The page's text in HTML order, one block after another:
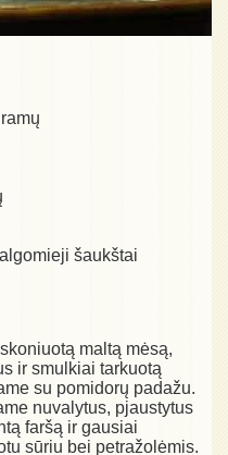
šaukštai
maltą mėsą,
ir smulkiai tarkuotą
su pomidorų padažu.
nuvalytus, pjaustytus
faršą ir gausiai
sūriu bei petražolėmis.